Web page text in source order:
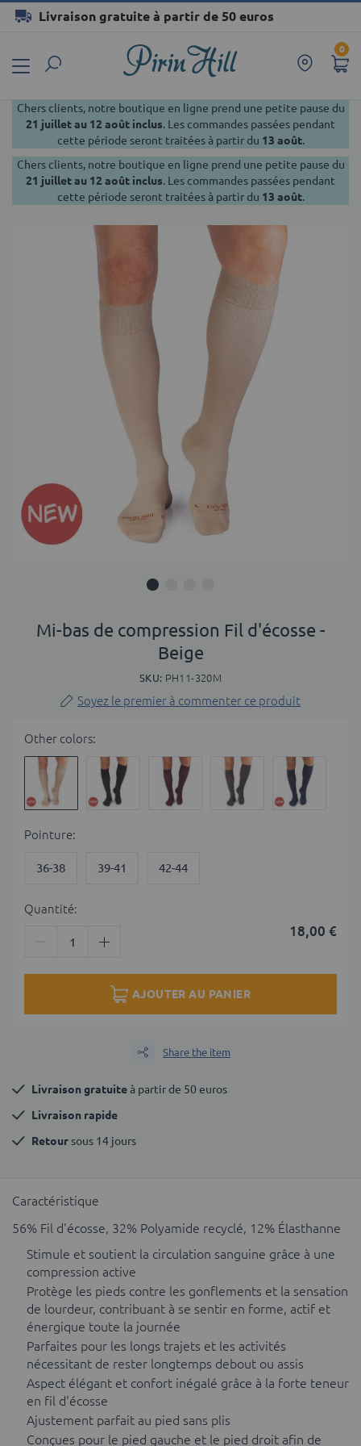
0
Livraison gratuite à partir de 50 euros
contenu
Chers clients, notre boutique en ligne prend une petite pause du
21 juillet au 12 août inclus. Les commandes passées pendant
cette période seront traitées à partir du 13 août.
Chers clients, notre boutique en ligne prend une petite pause du
21 juillet au 12 août inclus. Les commandes passées pendant
cette période seront traitées à partir du 13 août.
Mi-bas de compression Fil d'écosse -
Beige
SKU PH11-320M
Soyez le premier à commenter ce produit
Other colors:
Pointure
36-38 39-41 42-44
18,00 €
Quantité:
AJOUTER AU PANIER
Share the item
Livraison gratuite à partir de 50 euros
Livraison rapide
Retour sous 14 jours
Caractéristique
56% Fil d'écosse, 32% Polyamide recyclé, 12% Élasthanne
Stimule et soutient la circulation sanguine grâce à une
compression active
Protège les pieds contre les gonflements et la sensation
de lourdeur, contribuant à se sentir en forme, actif et
énergique toute la journée
Parfaites pour les longs trajets et les activités
nécessitant de rester longtemps debout ou assis
Aspect élégant et confort inégalé grâce à la forte teneur
en fil d'écosse
Ajustement parfait au pied sans plis
Conçues pour le pied gauche et le pied droit afin de